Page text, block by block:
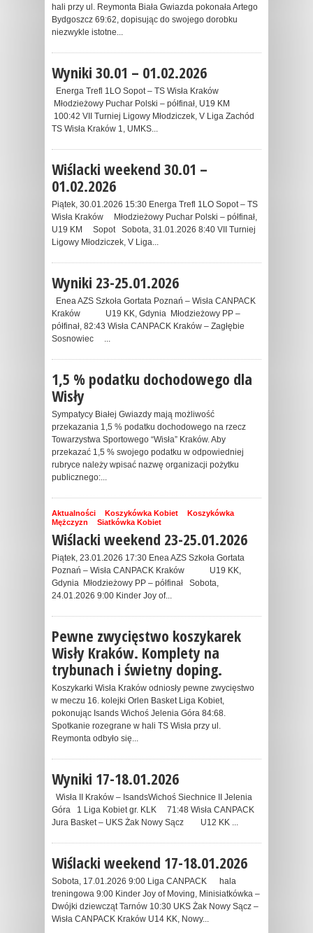
hali przy ul. Reymonta Biała Gwiazda pokonała Artego
Bydgoszcz 69:62, dopisując do swojego dorobku
niezwykle istotne...
Wyniki 30.01 – 01.02.2026
Energa Trefl 1LO Sopot – TS Wisła Kraków
Młodzieżowy Puchar Polski – półfinał, U19 KM
100:42 VII Turniej Ligowy Młodziczek, V Liga Zachód
TS Wisła Kraków 1, UMKS...
Wiślacki weekend 30.01 –
01.02.2026
Piątek, 30.01.2026 15:30 Energa Trefl 1LO Sopot – TS
Wisła Kraków Młodzieżowy Puchar Polski – półfinał,
U19 KM Sopot Sobota, 31.01.2026 8:40 VII Turniej
Ligowy Młodziczek, V Liga...
Wyniki 23-25.01.2026
Enea AZS Szkoła Gortata Poznań – Wisła CANPACK
Kraków U19 KK, Gdynia Młodzieżowy PP –
półfinał, 82:43 Wisła CANPACK Kraków – Zagłębie
Sosnowiec ...
1,5 % podatku dochodowego dla
Wisły
Sympatycy Białej Gwiazdy mają możliwość
przekazania 1,5 % podatku dochodowego na rzecz
Towarzystwa Sportowego “Wisła” Kraków. Aby
przekazać 1,5 % swojego podatku w odpowiedniej
rubryce należy wpisać nazwę organizacji pożytku
publicznego:...
Aktualności Koszykówka Kobiet
Koszykówka
Mężczyzn
Siatkówka Kobiet
Wiślacki weekend 23-25.01.2026
Piątek, 23.01.2026 17:30 Enea AZS Szkoła Gortata
Poznań – Wisła CANPACK Kraków U19 KK,
Gdynia Młodzieżowy PP – półfinał Sobota,
24.01.2026 9:00 Kinder Joy of...
Pewne zwycięstwo koszykarek
Wisły Kraków. Komplety na
trybunach i świetny doping.
Koszykarki Wisła Kraków odniosły pewne zwycięstwo
w meczu 16. kolejki Orlen Basket Liga Kobiet,
pokonując Isands Wichoś Jelenia Góra 84:68.
Spotkanie rozegrane w hali TS Wisła przy ul.
Reymonta odbyło się...
Wyniki 17-18.01.2026
Wisła II Kraków – IsandsWichoś Siechnice II Jelenia
Góra 1 Liga Kobiet gr. KLK 71:48 Wisła CANPACK
Jura Basket – UKS Żak Nowy Sącz U12 KK ...
Wiślacki weekend 17-18.01.2026
Sobota, 17.01.2026 9:00 Liga CANPACK hala
treningowa 9:00 Kinder Joy of Moving, Minisiatkówka –
Dwójki dziewcząt Tarnów 10:30 UKS Żak Nowy Sącz –
Wisła CANPACK Kraków U14 KK, Nowy...